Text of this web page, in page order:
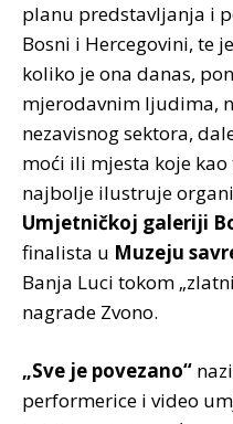
planu predstavljanja i
Bosni i Hercegovini, te
koliko je ona danas,
mjerodavnim ljudima,
nezavisnog sektora,
moći ili mjesta koje
najbolje ilustruje
Umjetničkoj galeriji
finalista u Muzeju
Banja Luci tokom
nagrade Zvono.
„Sve je povezano“
performerice i video